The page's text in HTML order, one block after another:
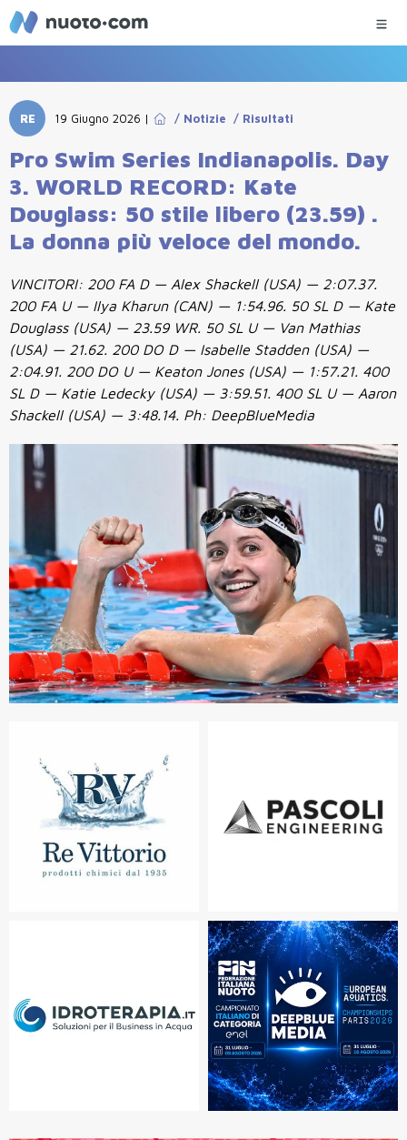
RE 19 Giugno 2026 | / Notizie / Risultati
Pro Swim Series Indianapolis. Day
3. WORLD RECORD: Kate
Douglass: 50 stile libero (23.59) .
La donna più veloce del mondo.
VINCITORI: 200 FA D — Alex Shackell (USA) — 2:07.37.
200 FA U — Ilya Kharun (CAN) — 1:54.96. 50 SL D — Kate
Douglass (USA) — 23.59 WR. 50 SL U — Van Mathias
(USA) — 21.62. 200 DO D — Isabelle Stadden (USA) —
2:04.91. 200 DO U — Keaton Jones (USA) — 1:57.21. 400
SL D — Katie Ledecky (USA) — 3:59.51. 400 SL U — Aaron
Shackell (USA) — 3:48.14. Ph: DeepBlueMedia